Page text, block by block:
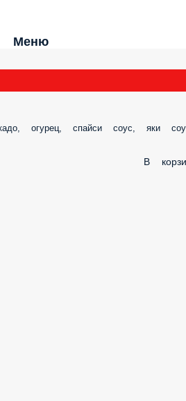
Меню
спайси соус, яки соус
В